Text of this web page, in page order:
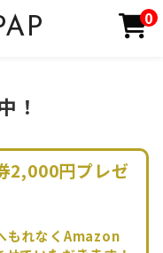
0
！
2,000円プレゼ
もれなくAmazon